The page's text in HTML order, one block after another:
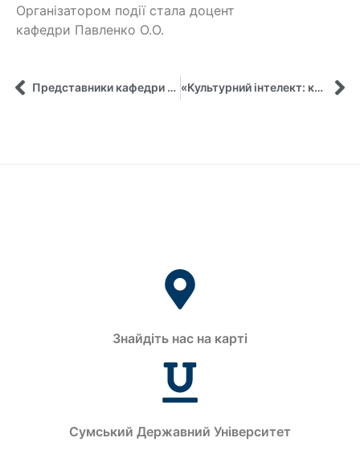
Організатором події стала доцент
кафедри Павленко О.О.
Представники кафедри управління імені Олега Балацького взяли участь у розширеному засіданні Координаційної ради з питань професійного навчання у сфері публічного управління та адміністрування «Культурний інтелект: ключова компетентність для глобального громадянства»: доцентка Тетяна Майборода виступила з презентацією у Глобальному віртуальному класі
Знайдіть нас на карті
Сумський Державний Університет